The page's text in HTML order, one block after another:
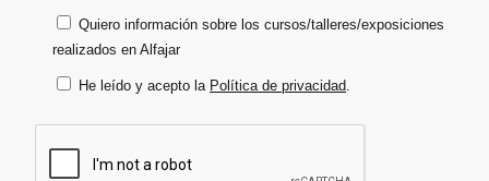
Quiero información sobre los cursos/talleres/exposiciones
realizados en Alfajar
He leído y acepto la Política de privacidad